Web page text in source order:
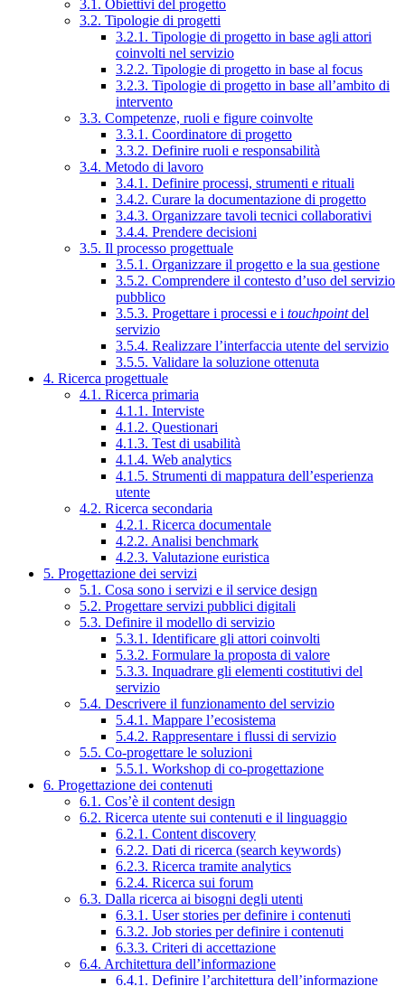
3.1. Obiettivi del progetto
3.2. Tipologie di progetti
3.2.1. Tipologie di progetto in base agli attori
coinvolti nel servizio
3.2.2. Tipologie di progetto in base al focus
3.2.3. Tipologie di progetto in base all’ambito di
intervento
3.3. Competenze, ruoli e figure coinvolte
3.3.1. Coordinatore di progetto
3.3.2. Definire ruoli e responsabilità
3.4. Metodo di lavoro
3.4.1. Definire processi, strumenti e rituali
3.4.2. Curare la documentazione di progetto
3.4.3. Organizzare tavoli tecnici collaborativi
3.4.4. Prendere decisioni
3.5. Il processo progettuale
3.5.1. Organizzare il progetto e la sua gestione
3.5.2. Comprendere il contesto d’uso del servizio
pubblico
3.5.3. Progettare i processi e i touchpointdel
servizio
3.5.4. Realizzare l’interfaccia utente del servizio
3.5.5. Validare la soluzione ottenuta
4. Ricerca progettuale
4.1. Ricerca primaria
4.1.1. Interviste
4.1.2. Questionari
4.1.3. Test di usabilità
4.1.4. Web analytics
4.1.5. Strumenti di mappatura dell’esperienza
utente
4.2. Ricerca secondaria
4.2.1. Ricerca documentale
4.2.2. Analisi benchmark
4.2.3. Valutazione euristica
5. Progettazione dei servizi
5.1. Cosa sono i servizi e il service design
5.2. Progettare servizi pubblici digitali
5.3. Definire il modello di servizio
5.3.1. Identificare gli attori coinvolti
5.3.2. Formulare la proposta di valore
5.3.3. Inquadrare gli elementi costitutivi del
servizio
5.4. Descrivere il funzionamento del servizio
5.4.1. Mappare l’ecosistema
5.4.2. Rappresentare i flussi di servizio
5.5. Co-progettare le soluzioni
5.5.1. Workshop di co-progettazione
6. Progettazione dei contenuti
6.1. Cos’è il content design
6.2. Ricerca utente sui contenuti e il linguaggio
6.2.1. Content discovery
6.2.2. Dati di ricerca (search keywords)
6.2.3. Ricerca tramite analytics
6.2.4. Ricerca sui forum
6.3. Dalla ricerca ai bisogni degli utenti
6.3.1. User stories per definire i contenuti
6.3.2. Job stories per definire i contenuti
6.3.3. Criteri di accettazione
6.4. Architettura dell’informazione
6.4.1. Definire l’architettura dell’informazione